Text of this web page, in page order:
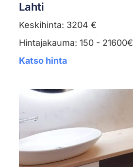
Lahti
Keskihinta: 3204 €
Hintajakauma: 150 - 21600€
Katso hinta